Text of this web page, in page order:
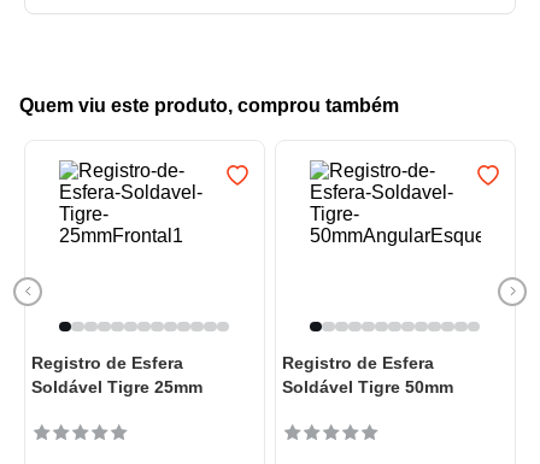
Quem viu este produto, comprou também
Registro de Esfera
Soldável Tigre 25mm
Registro de Esfera
Soldável Tigre 50mm